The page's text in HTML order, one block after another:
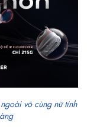
vô cùng nữ tính